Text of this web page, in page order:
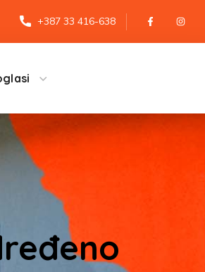
+387 33 416-638